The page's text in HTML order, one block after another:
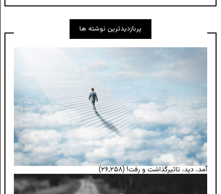
پربازدیدترین نوشته ها
آمد، دید، تاثیرگذاشت و رفت! (۲۶,۲۵۸)